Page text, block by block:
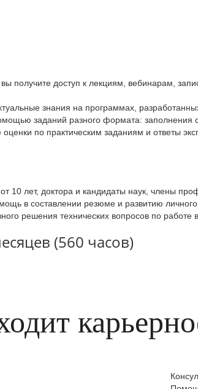
вы получите доступ к лекциям, вебинарам,
знания на программах,
заданий разного формата: заполнения
оценки по практическим заданиям и ответы
10 лет, доктора и кандидаты наук, члены
в составлении резюме и развитию
решения технических вопросов по работе
(560 часов)